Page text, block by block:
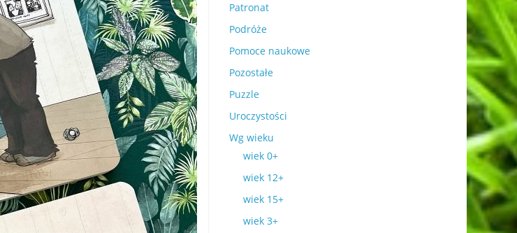
Patronat
Podróże
Pomoce naukowe
Pozostałe
Puzzle
Uroczystości
Wg wieku
wiek 0+
wiek 12+
wiek 15+
wiek 3+